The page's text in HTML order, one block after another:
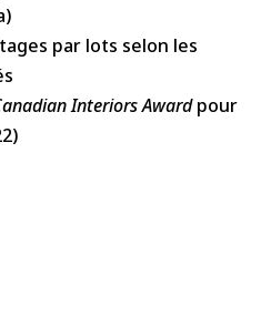
par lots selon les
Interiors Awardpour